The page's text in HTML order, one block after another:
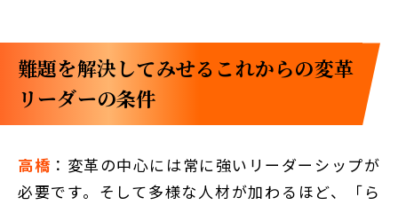
難題を解決してみせる――これからの変革
リーダーの条件
高橋 ：変革の中心には常に強いリーダーシップが
必要です。そして多様な人材が加わるほど、「ら